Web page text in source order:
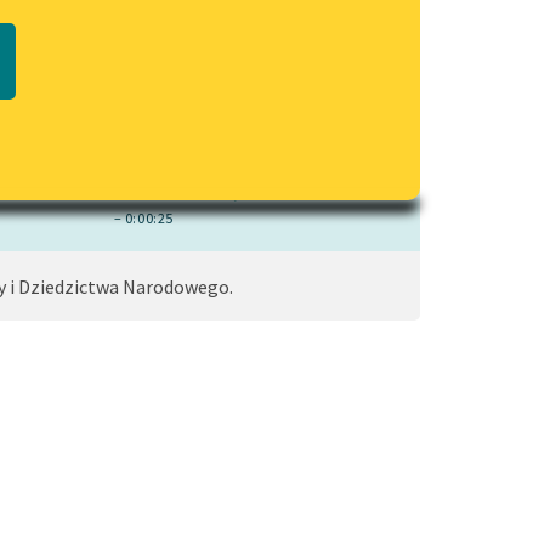
PDF
wrażliwych
Deklaracja dostępności
– 0:00:25
Dziedzictwa Narodowego.